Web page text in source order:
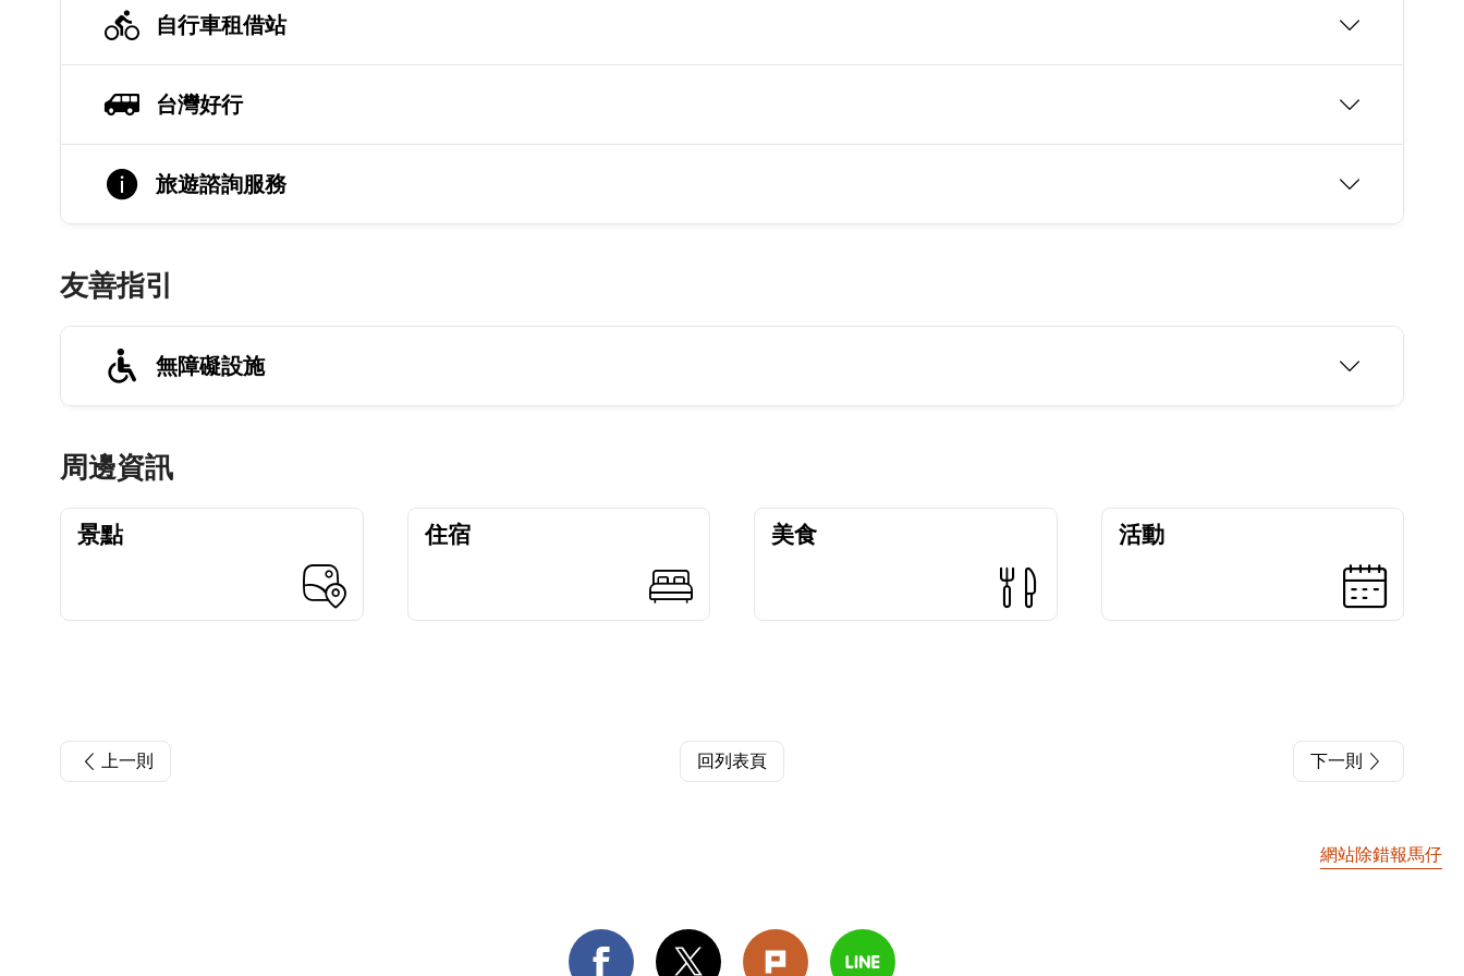
自行車租借站
台灣好行
旅遊諮詢服務
友善指引
無障礙設施
周邊資訊
景點 住宿 美食 活動
上一則 回列表頁 下一則
網站除錯報馬仔